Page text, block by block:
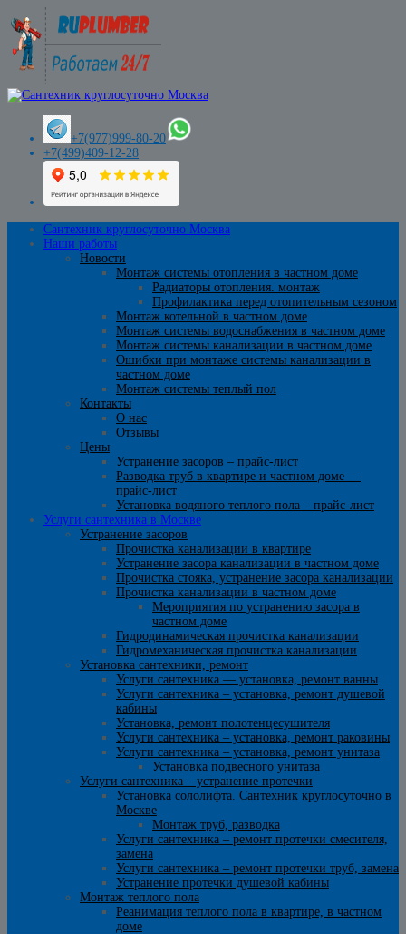
+7(977)999-80-20
+7(499)409-12-28
Сантехник круглосуточно Москва
Наши работы
Новости
Монтаж системы отопления в частном доме
Радиаторы отопления. монтаж
Профилактика перед отопительным сезоном
Монтаж котельной в частном доме
Монтаж системы водоснабжения в частном доме
Монтаж системы канализации в частном доме
Ошибки при монтаже системы канализации в
частном доме
Монтаж системы теплый пол
Контакты
О нас
Отзывы
Цены
Устранение засоров – прайс-лист
Разводка труб в квартире и частном доме —
прайс-лист
Установка водяного теплого пола – прайс-лист
Услуги сантехника в Москве
Устранение засоров
Прочистка канализации в квартире
Устранение засора канализации в частном доме
Прочистка стояка, устранение засора канализации
Прочистка канализации в частном доме
Мероприятия по устранению засора в
частном доме
Гидродинамическая прочистка канализации
Гидромеханическая прочистка канализации
Установка сантехники, ремонт
Услуги сантехника — установка, ремонт ванны
Услуги сантехника – установка, ремонт душевой
кабины
Установка, ремонт полотенцесушителя
Услуги сантехника – установка, ремонт раковины
Услуги сантехника – установка, ремонт унитаза
Установка подвесного унитаза
Услуги сантехника – устранение протечки
Установка сололифта. Сантехник круглосуточно в
Москве
Монтаж труб, разводка
Услуги сантехника – ремонт протечки смесителя,
замена
Услуги сантехника – ремонт протечки труб, замена
Устранение протечки душевой кабины
Монтаж теплого пола
Реанимация теплого пола в квартире, в частном
доме